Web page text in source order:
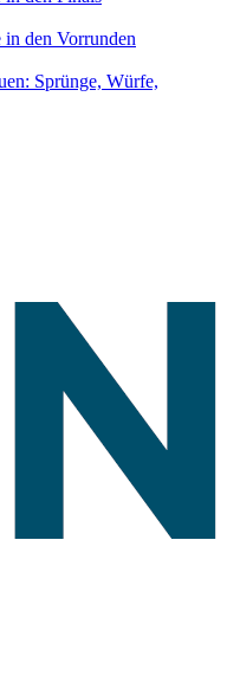
den Vorrunden
Sprünge, Würfe,